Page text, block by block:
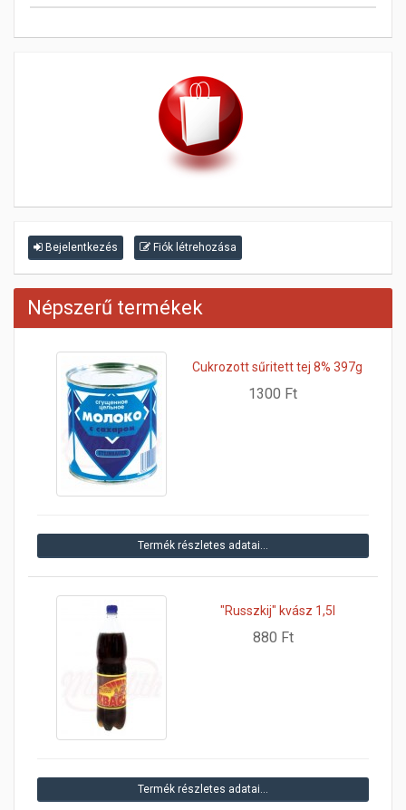
Bejelentkezés Fiók létrehozása
Népszerű termékek
Cukrozott sűritett tej 8% 397g
1300 Ft
Termék részletes adatai…
"Russzkij" kvász 1,5l
880 Ft
Termék részletes adatai…